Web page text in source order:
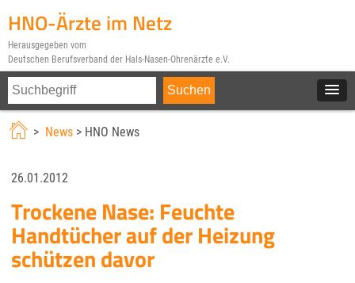
HNO-Ärzte im Netz
Herausgegeben vom
Deutschen Berufsverband der Hals-Nasen-Ohrenärzte e.V.
> News> HNO News
26.01.2012
Trockene Nase: Feuchte
Handtücher auf der Heizung
schützen davor